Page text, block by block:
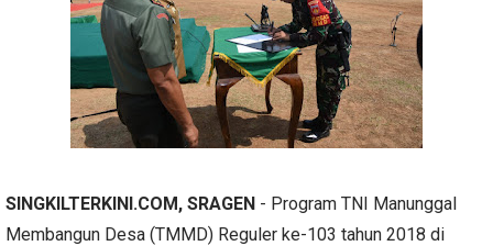
SINGKILTERKINI.COM, SRAGEN - Program TNI Manunggal
Membangun Desa (TMMD) Reguler ke-103 tahun 2018 di